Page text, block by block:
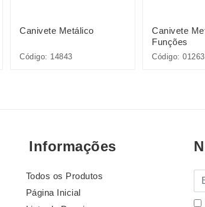
Canivete Metálico
Código: 14843
Canivete
Funções
Código: 01263
Informações
Todos os Produtos
Página Inicial